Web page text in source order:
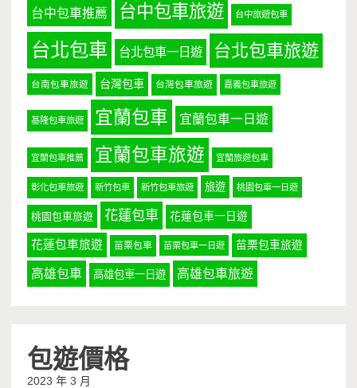
台中包車推薦 台中包車旅遊 台中旅遊包車
台北包車 台北包車一日遊 台北包車旅遊
台南包車旅遊 台灣包車 台灣包車旅遊 嘉義包車旅遊
基隆包車旅遊 宜蘭包車 宜蘭包車一日遊
宜蘭包車推薦 宜蘭包車旅遊 宜蘭旅遊包車
彰化包車旅遊 新竹包車 新竹包車旅遊 旅遊 桃園包車一日遊
桃園包車旅遊 花蓮包車 花蓮包車一日遊
花蓮包車旅遊 苗栗包車 苗栗包車一日遊 苗栗包車旅遊
高雄包車 高雄包車一日遊 高雄包車旅遊
包遊價格
2023 年 3 月